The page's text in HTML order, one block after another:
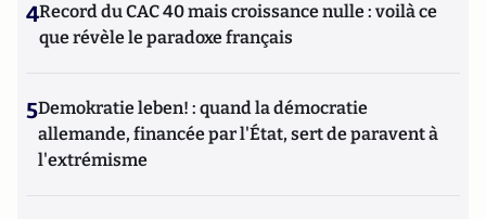
4Record du CAC 40 mais croissance nulle : voilà ce
que révèle le paradoxe français
5Demokratie leben! : quand la démocratie
allemande, financée par l'État, sert de paravent à
l'extrémisme